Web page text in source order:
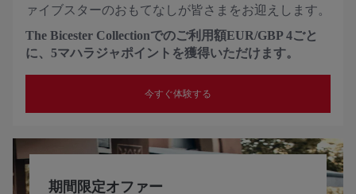
ァイブスターのおもてなしが皆さまをお迎えします。
The Bicester Collectionでのご利用額EUR/GBP 4ごと
に、5マハラジャポイントを獲得いただけます。
今すぐ体験する
期間限定オファー